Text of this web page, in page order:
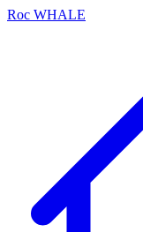
Roc WHALE